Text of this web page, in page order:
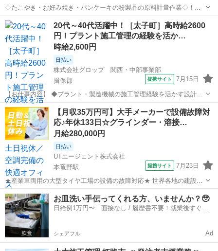
◇たこやき・お好み焼き・パンケーキの粉製品の原料計量作業◇！
【日勤シフト】食品製造スタッフ募集！時給1260円！ラクラク往復送
迎有 Point1★メーカー正社員登用制度有！！ Point2☆ラクラク往復無
料送迎あり♪ Po...
兵庫 深江駅 生産管理
20代～40代活躍中！［太子町］高時給2600
円！プラント施工管理の経験を活か…
時給2,600円
日払い
株式会社グロップ 関西・中部事業部
揖保郡
提携サイト 7月15日
【お仕事内容】 ◆プラント・製造機械の施工管理経験を活かす設計サ
ポート ◆ 工場内のプラント設備や製造機械の施工フェーズにおける設
計補助業務です。 CADのスキルは不問。現場での実務経験をオフィス
ワークで活かしませんか。 ...
兵庫 揖保郡 生産管理
【月収35万円可】大手メーカーで設備故障対
応♪年休133日☆グラインダー・溶接…
月給280,000円
日払い
UTエージェント株式会社
本竜野駅
提携サイト 7月23日
★産業車両用の大型タイヤ工場の設備の故障対応★ 世界各地の建設や
鉱山などで活躍する大型車両に使用されている「巨大なタイヤ」を製
造する工場です！ ＜具体的には…＞ ◆予備機器の補修・整備 ◆交換
した部品（ポンプ等）を整備して...
兵庫 たつの市 本竜野駅 生産管理
お皿洗い手伝ってくれる方、いませんか？🥹
日給例1万円〜 面接なし / 履歴書不要！就業後すぐに
シェアフル Ad